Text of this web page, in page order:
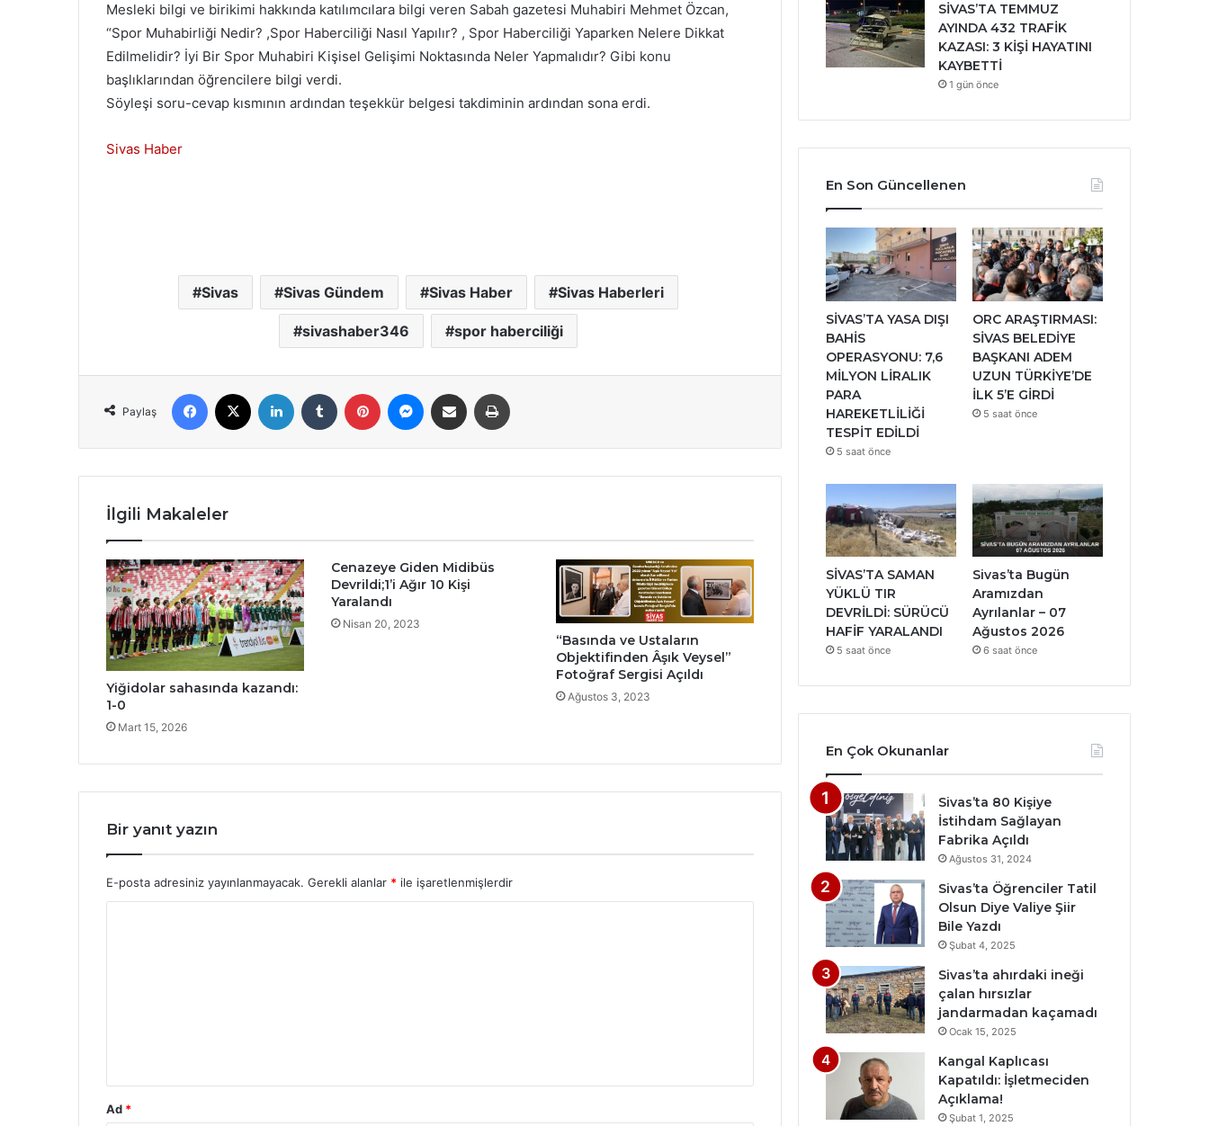
Mesleki bilgi ve birikimi hakkında katılımcılara bilgi veren Sabah gazetesi Muhabiri Mehmet Özcan,
“Spor Muhabirliği Nedir? ,Spor Haberciliği Nasıl Yapılır? , Spor Haberciliği Yaparken Nelere Dikkat
Edilmelidir? İyi Bir Spor Muhabiri Kişisel Gelişimi Noktasında Neler Yapmalıdır? Gibi konu
başlıklarından öğrencilere bilgi verdi.
Söyleşi soru-cevap kısmının ardından teşekkür belgesi takdiminin ardından sona erdi.
Sivas Haber
Sivas Sivas Gündem Sivas Haber Sivas Haberleri
sivashaber346 spor haberciliği
Paylaş
Facebook LinkedIn Tumblr Pinterest MessengerE-Posta ile paylaş
İlgili Makaleler
Yiğidolar sahasında kazandı:
1-0
Mart 15, 2026
Cenazeye Giden Midibüs
Devrildi;1’i Ağır 10 Kişi
Yaralandı
Nisan 20, 2023
“Basında ve Ustaların
Objektifinden Âşık Veysel”
Fotoğraf Sergisi Açıldı
Ağustos 3, 2023
Bir yanıt yazın
E-posta adresiniz yayınlanmayacak. Gerekli alanlar * ile işaretlenmişlerdir
Ad *
SİVAS’TA TEMMUZ
AYINDA 432 TRAFİK
KAZASI: 3 KİŞİ HAYATINI
KAYBETTİ
1 gün önce
En Son Güncellenen
SİVAS’TA YASA DIŞI
BAHİS
OPERASYONU: 7,6
MİLYON LİRALIK
PARA
HAREKETLİLİĞİ
TESPİT EDİLDİ
5 saat önce
ORC ARAŞTIRMASI:
SİVAS BELEDİYE
BAŞKANI ADEM
UZUN TÜRKİYE’DE
İLK 5’E GİRDİ
5 saat önce
SİVAS’TA SAMAN
YÜKLÜ TIR
DEVRİLDİ: SÜRÜCÜ
HAFİF YARALANDI
5 saat önce
Sivas’ta Bugün
Aramızdan
Ayrılanlar – 07
Ağustos 2026
6 saat önce
En Çok Okunanlar
Sivas’ta 80 Kişiye
İstihdam Sağlayan
Fabrika Açıldı
Ağustos 31, 2024
Sivas’ta Öğrenciler Tatil
Olsun Diye Valiye Şiir
Bile Yazdı
Şubat 4, 2025
Sivas’ta ahırdaki ineği
çalan hırsızlar
jandarmadan kaçamadı
Ocak 15, 2025
Kangal Kaplıcası
Kapatıldı: İşletmeciden
Açıklama!
Şubat 1, 2025